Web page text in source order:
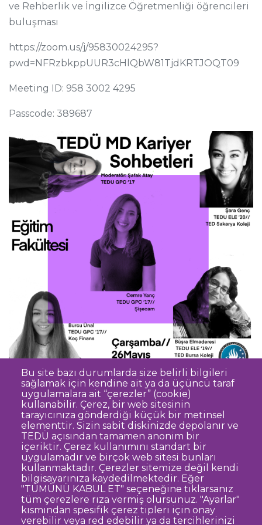
ve Rehberlik ve İngilizce Öğretmenliği öğrencileri
buluşması
https://zoom.us/j/95830024295?
pwd=NFRzbkppUUR3cHlQbW81TjdKRTJOQT09
Meeting ID: 958 3002 4295
Passcode: 389687
Bu site bazı durumlarda size belirli bilgileri
sağlamak için kendine ait ya da üçüncü taraf
uygulamalara ait “çerezler” (cookie)
kullanabilir. Çerez, bir web sitesinin
tarayıcınıza gönderdiği küçük bir metinsel
elementtir. Sizin sabit diskinizde depolanır ve
TEDÜ açısından tamamen anonim bir
içeriktir. Çerez kullanımını standart bir
uygulamadır ve birçok web sitesi bunları
kullanmaktadır. Çerezler sitemize değil kendi
bilgisayarınıza kaydedilmektedir. Eğer
"TÜMÜNÜ KABUL ET" seçeneğine tıklarsanız
tüm çerezlere rıza vermiş olursunuz. "Ayarlar"
kısmından spesifik çerez tipleri için onay
verebilir veya red edebilir ya da tercihlerinizi
Dipnot
Sıkça Sorulan Sorular
Kişisel Verilerin Korunması
Gizlilik Politikası
Sorumluluk Reddi
Açık Rıza
Kurumsal Kimlik
© TED Üniversitesi. Ziya Gökalp Caddesi No:48 06420, Kolej